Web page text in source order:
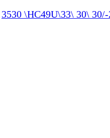
3530 \HC49U\33\ 30\